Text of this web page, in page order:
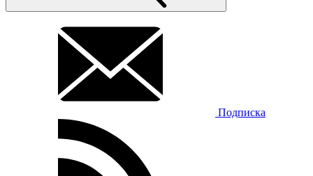
Подписка